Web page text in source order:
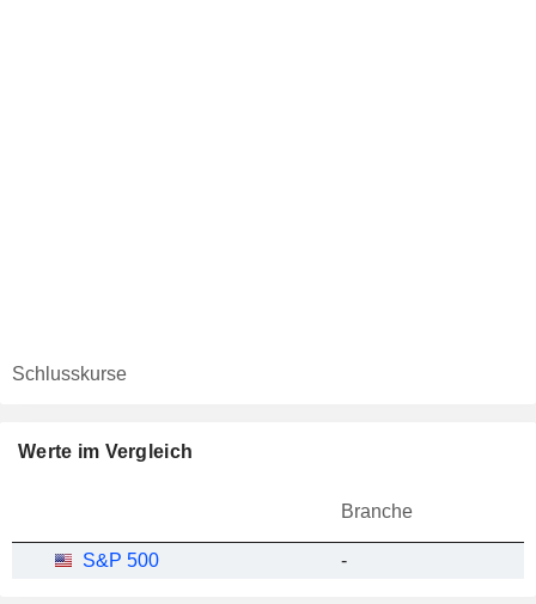
Schlusskurse
Werte im Vergleich
Branche
S&P 500 -